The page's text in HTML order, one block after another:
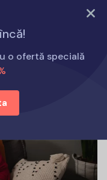
Încearcă acum
o ofertă specială